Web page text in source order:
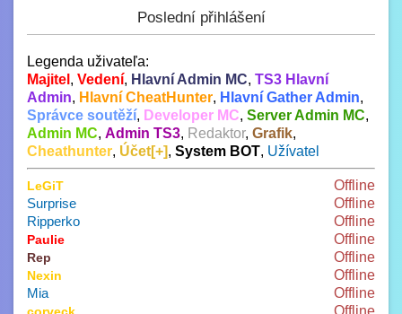
Poslední přihlášení
Legenda uživateľa:
Majitel , Vedení, Hlavní Admin MC, TS3 Hlavní
Admin, Hlavní CheatHunter, Hlavní Gather Admin,
Správce soutěží, Developer MC, Server Admin MC,
Admin MC, Admin TS3, Redaktor, Grafik,
Cheathunter, Účet[+], System BOT, Užívatel
LeGiT
Offline
Surprise
Offline
Ripperko
Offline
Paulie Offline
Rep Offline
Nexin
Offline
Mia
Offline
Offline